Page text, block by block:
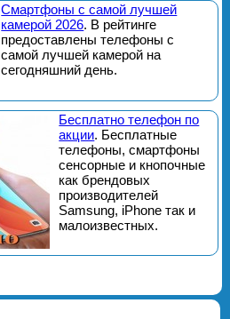
Смартфоны с самой лучшей
камерой 2026. В рейтинге
предоставлены телефоны с
самой лучшей камерой на
сегодняшний день.
Бесплатно телефон по
акции. Бесплатные
телефоны, смартфоны
сенсорные и кнопочные
как брендовых
производителей
Samsung, iPhone так и
малоизвестных.